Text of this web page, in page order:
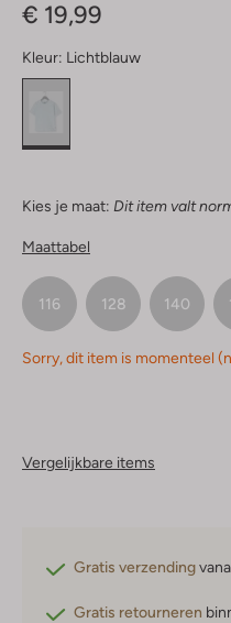
€ 19,99
Kleur: Lichtblauw
Kies je maat: Dit item valt
Maattabel
116 128 140
Sorry, dit item is momenteel
Vergelijkbare items
Gratis verzending
Gratis retourneren